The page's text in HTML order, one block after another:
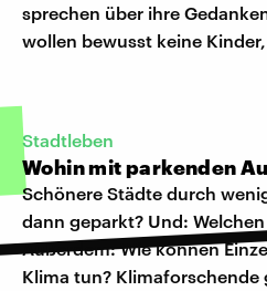
sprechen über ihre
wollen bewusst keine
Stadtleben
Wohin mit parkenden
Schönere Städte durch
dann geparkt? Und:
Außerdem: Wie können
Klima tun?